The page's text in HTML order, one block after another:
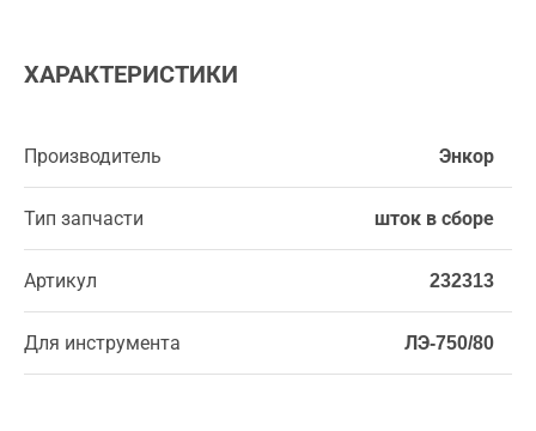
ХАРАКТЕРИСТИКИ
Производитель Энкор
Тип запчасти шток в сборе
Артикул 232313
Для инструмента ЛЭ-750/80